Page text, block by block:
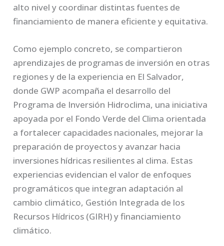
alto nivel y coordinar distintas fuentes de
financiamiento de manera eficiente y equitativa.
Como ejemplo concreto, se compartieron
aprendizajes de programas de inversión en otras
regiones y de la experiencia en El Salvador,
donde GWP acompaña el desarrollo del
Programa de Inversión Hidroclima, una iniciativa
apoyada por el Fondo Verde del Clima orientada
a fortalecer capacidades nacionales, mejorar la
preparación de proyectos y avanzar hacia
inversiones hídricas resilientes al clima. Estas
experiencias evidencian el valor de enfoques
programáticos que integran adaptación al
cambio climático, Gestión Integrada de los
Recursos Hídricos (GIRH) y financiamiento
climático.